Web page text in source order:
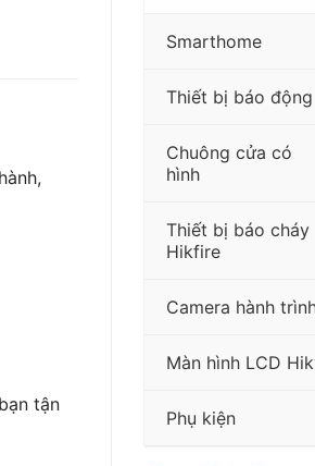
Smarthome
Thiết bị báo động
Chuông cửa có
hình
Thiết bị báo cháy
Hikfire
Camera hành
Màn hình LCD
Phụ kiện
tận